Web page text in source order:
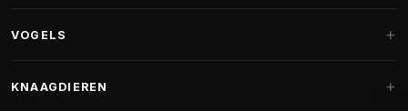
Fantail hondenmanden
Krabpalen voor Maine Coon
VOGELS
KNAAGDIEREN